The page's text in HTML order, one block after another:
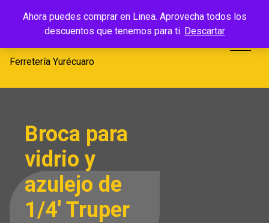
Ahora puedes comprar en Linea. Aprovecha todos los
descuentos que tenemos para ti. Descartar
Ferretería
Yurécuaro
Ferretería Yurécuaro
Broca para
vidrio y
azulejo de
1/4′ Truper